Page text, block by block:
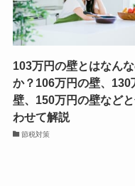
103万円の壁とはなん
か？106万円の壁、130
壁、150万円の壁など
わせて解説
節税対策